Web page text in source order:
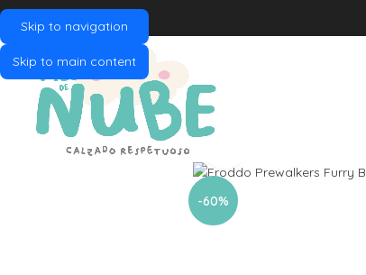
Skip to navigation
Skip to main content
-60%